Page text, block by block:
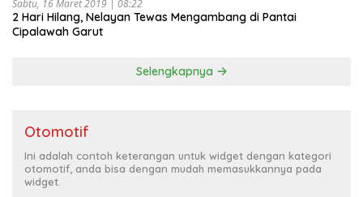
Sabtu, 16 Maret 2019 | 08:22
2 Hari Hilang, Nelayan Tewas Mengambang di Pantai
Cipalawah Garut
Selengkapnya
Otomotif
Ini adalah contoh keterangan untuk widget dengan kategori
otomotif, anda bisa dengan mudah memasukkannya pada
widget.